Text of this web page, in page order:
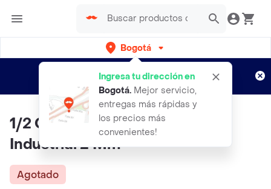
Bogotá
Ingresa tu dirección en
Bogotá. Mejor servicio,
entregas más rápidas y
los precios más
convenientes!
envíos gratis por semanas
Aplican TyC
1/2 Cartón Piedra O Cartón
Industrial 2 Mm
Agotado